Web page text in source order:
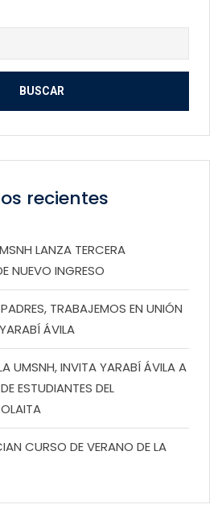
recientes
LANZA TERCERA
NUEVO INGRESO
TRABAJEMOS EN UNIÓN
ÁVILA
UMSNH, INVITA YARABÍ ÁVILA A
ESTUDIANTES DEL
CURSO DE VERANO DE LA